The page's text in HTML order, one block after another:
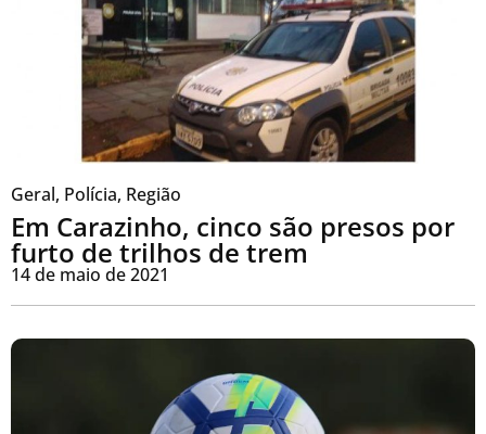
Geral, Polícia, Região
Em Carazinho, cinco são presos por
furto de trilhos de trem
14 de maio de 2021